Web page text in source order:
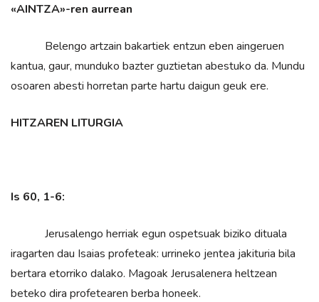
«AINTZA»-ren aurrean
Belengo artzain bakartiek entzun eben aingeruen
kantua, gaur, munduko bazter guztietan abestuko da. Mundu
osoaren abesti horretan parte hartu daigun geuk ere.
HITZAREN LITURGIA
Is 60, 1-6:
Jerusalengo herriak egun ospetsuak biziko dituala
iragarten dau Isaias profeteak: urrineko jentea jakituria bila
bertara etorriko dalako. Magoak Jerusalenera heltzean
beteko dira profetearen berba honeek.